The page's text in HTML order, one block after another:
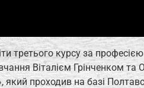
третього курсу за
Віталієм Грінченком та
проходив на базі